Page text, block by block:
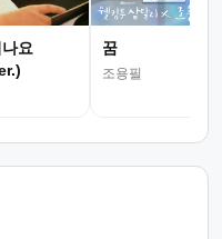
요
꿈
조용필